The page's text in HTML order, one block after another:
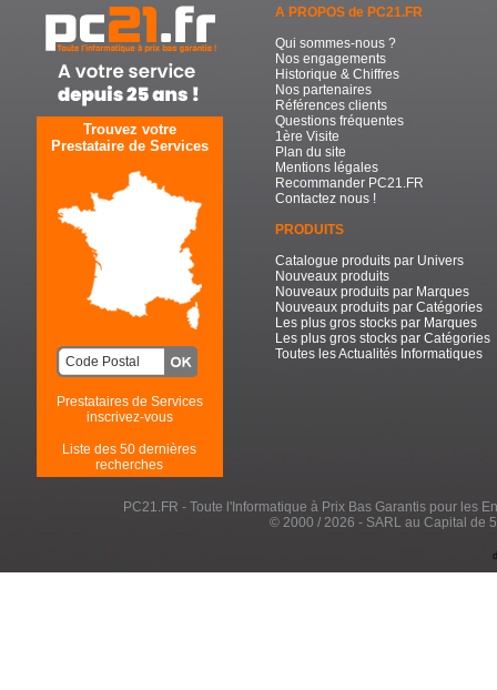
Trouvez votre
Prestataire de Services
Prestataires de Services
inscrivez-vous
Liste des 50 dernières
recherches
A PROPOS de PC21.FR
Qui sommes-nous ?
Nos engagements
Historique & Chiffres
Nos partenaires
Références clients
Questions fréquentes
1ère Visite
Plan du site
Mentions légales
Recommander PC21.FR
Contactez nous !
PRODUITS
Catalogue produits par Univers
Nouveaux produits
Nouveaux produits par Marques
Nouveaux produits par Catégories
Les plus gros stocks par Marques
Les plus gros stocks par Catégories
Toutes les Actualités Informatiques
PC21.FR - Toute l'Informatique à Prix Bas Garantis pour les
© 2000 / 2026 - SARL au Capital de